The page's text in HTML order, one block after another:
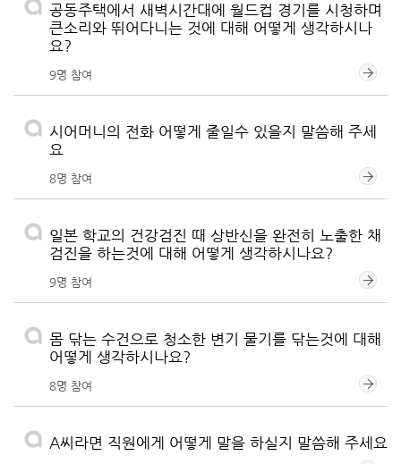
공동주택에서 새벽시간대에 월드컵 경기를 시청하며
큰소리와 뛰어다니는 것에 대해 어떻게 생각하시나
요?
9명 참여
시어머니의 전화 어떻게 줄일수 있을지 말씀해 주세
요
8명 참여
일본 학교의 건강검진 때 상반신을 완전히 노출한 채
검진을 하는것에 대해 어떻게 생각하시나요?
9명 참여
몸 닦는 수건으로 청소한 변기 물기를 닦는것에 대해
어떻게 생각하시나요?
8명 참여
A씨라면 직원에게 어떻게 말을 하실지 말씀해 주세요